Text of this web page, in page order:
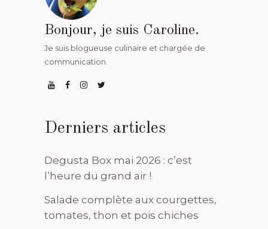
Bonjour, je suis Caroline.
Je suis blogueuse culinaire et chargée de
communication.
Derniers articles
Degusta Box mai 2026 : c’est
l’heure du grand air !
Salade complète aux courgettes,
tomates, thon et pois chiches